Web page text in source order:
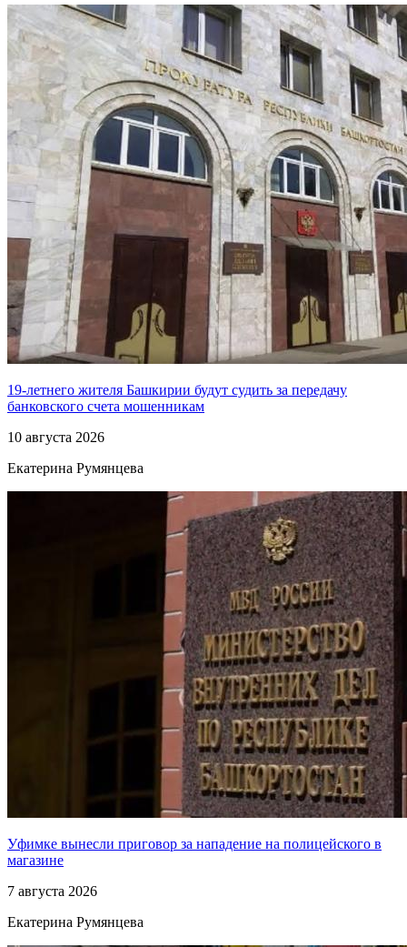
19-летнего жителя Башкирии будут судить за передачу
банковского счета мошенникам
10 августа 2026
Екатерина Румянцева
Уфимке вынесли приговор за нападение на полицейского в
магазине
7 августа 2026
Екатерина Румянцева